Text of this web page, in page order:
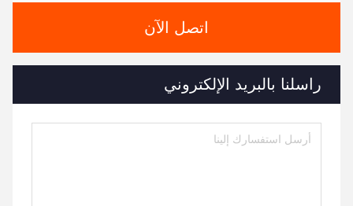
اتصل الآن
راسلنا بالبريد الإلكتروني